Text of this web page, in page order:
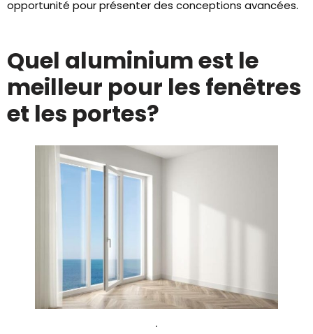
opportunité pour présenter des conceptions avancées.
Quel aluminium est le
meilleur pour les fenêtres
et les portes?
.